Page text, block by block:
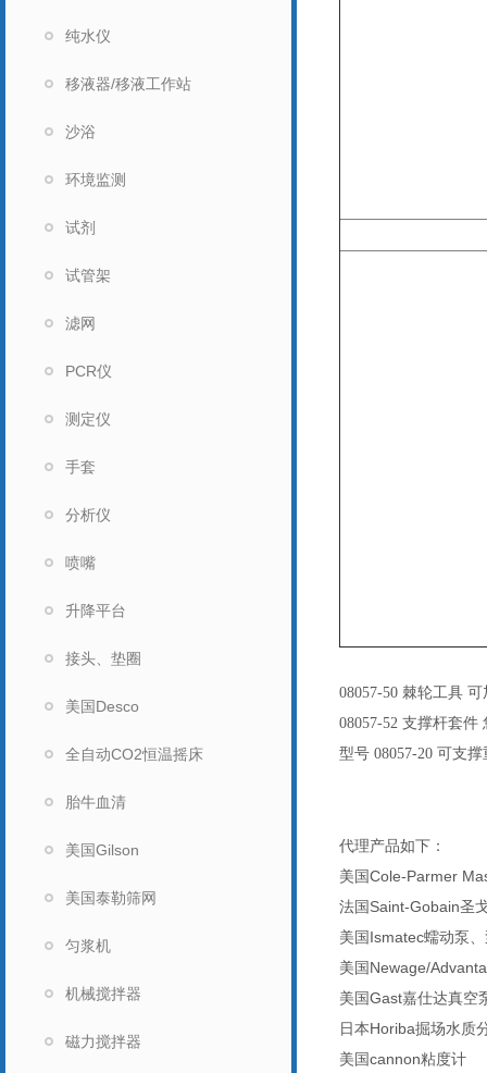
纯水仪
移液器/移液工作站
沙浴
环境监测
试剂
试管架
滤网
PCR仪
测定仪
手套
分析仪
喷嘴
升降平台
接头、垫圈
美国Desco
全自动CO2恒温摇床
胎牛血清
美国Gilson
美国泰勒筛网
匀浆机
机械搅拌器
磁力搅拌器
08057-50 棘轮工具
08057-52 支撑杆套件
型号 08057-20 可支
代理产品如下：
美国Cole-Parmer
法国Saint-Gobain圣
美国Ismatec蠕动泵
美国Newage/
美国Gast嘉仕达真空
日本Horiba掘场水质
美国cannon粘度计